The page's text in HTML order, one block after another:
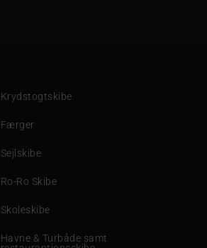
Krydstogtskibe
Færger
Sejlskibe
Ro-Ro Skibe
Skoleskibe
Havne & Turbåde samt